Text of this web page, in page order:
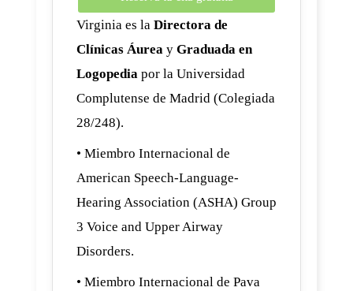
Virginia es la Directora de
Clínicas Áurea y Graduada en
Logopedia por la Universidad
Complutense de Madrid (Colegiada
28/248).
• Miembro Internacional de
American Speech-Language-
Hearing Association (ASHA) Group
3 Voice and Upper Airway
Disorders.
• Miembro Internacional de Pava